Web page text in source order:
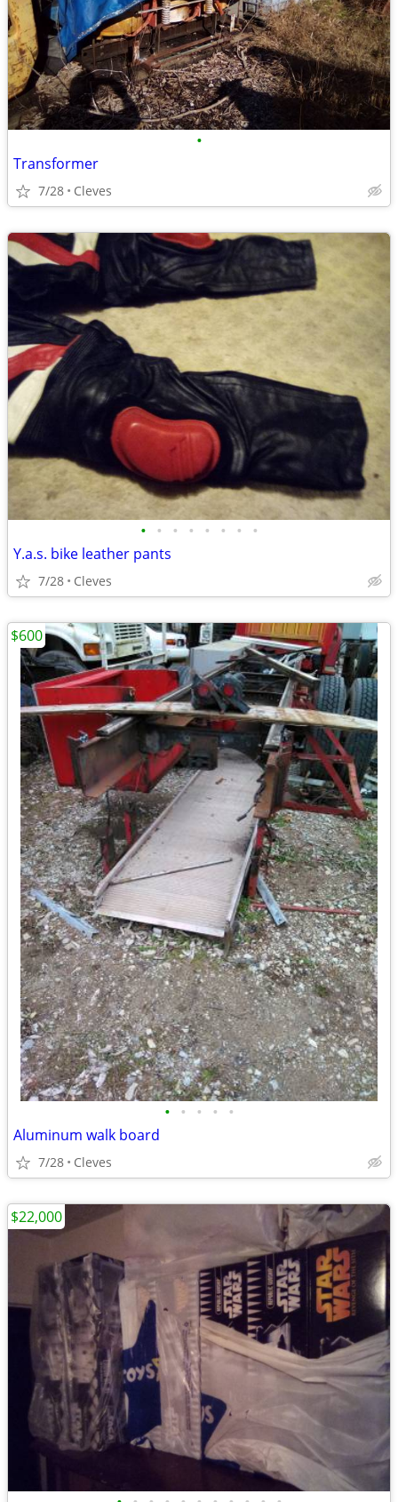
•
Transformer
7/28 Cleves
• • • • • • • •
Y.a.s. bike leather pants
7/28 Cleves
• • • • •
Aluminum walk board
7/28 Cleves
$600
$22,000